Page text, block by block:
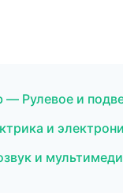
— Рулевое и
и
и